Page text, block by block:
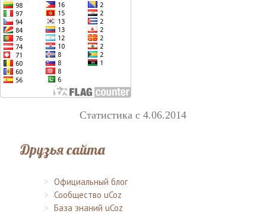
Статистика с 4.06.2014
Друзья сайта
Официальный блог
Сообщество uCoz
База знаний uCoz